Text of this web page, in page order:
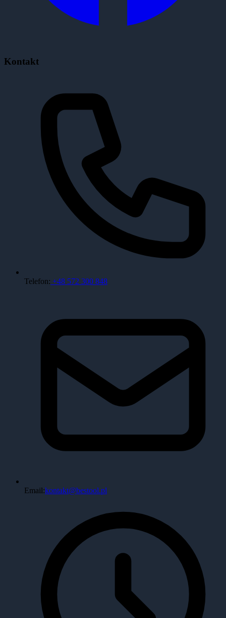
Kontakt
Telefon: +48 572 300 848
Email:kontakt@bestool.pl